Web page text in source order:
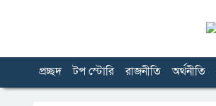
প্রচ্ছদ টপ স্টোরি রাজনীতি অর্থনীতি